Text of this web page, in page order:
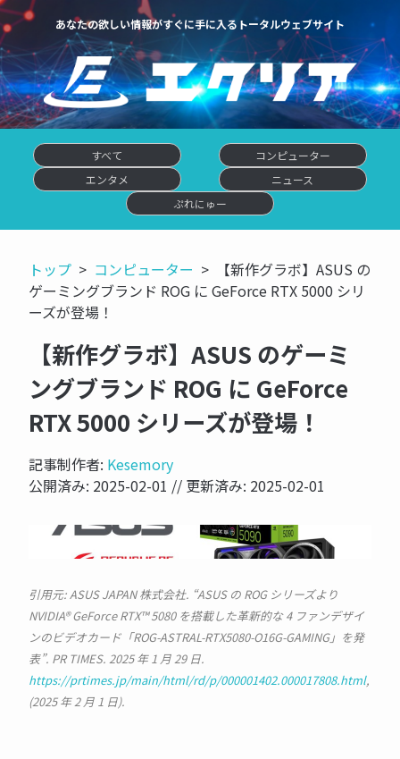
あなたの欲しい情報がすぐに手に入るトータルウェブサイト
すべて
コンピューター
エンタメ
ニュース
ぷれにゅー
トップ コンピューター
【新作グラボ】ASUS の
ゲーミングブランド ROG に GeForce RTX 5000 シリ
ーズが登場！
【新作グラボ】ASUS のゲーミ
ングブランド ROG に GeForce
RTX 5000 シリーズが登場！
記事制作者: Kesemory
公開済み: 2025-02-01 // 更新済み: 2025-02-01
NOW PRINTING...
引用元: ASUS JAPAN 株式会社. “ASUS の ROG シリーズより
NVIDIA® GeForce RTX™ 5080 を搭載した革新的な 4 ファンデザイ
ンのビデオカード「ROG-ASTRAL-RTX5080-O16G-GAMING」を発
表”. PR TIMES. 2025 年 1 月 29 日.
https://prtimes.jp/main/html/rd/p/000001402.000017808.html,
(2025 年 2 月 1 日).